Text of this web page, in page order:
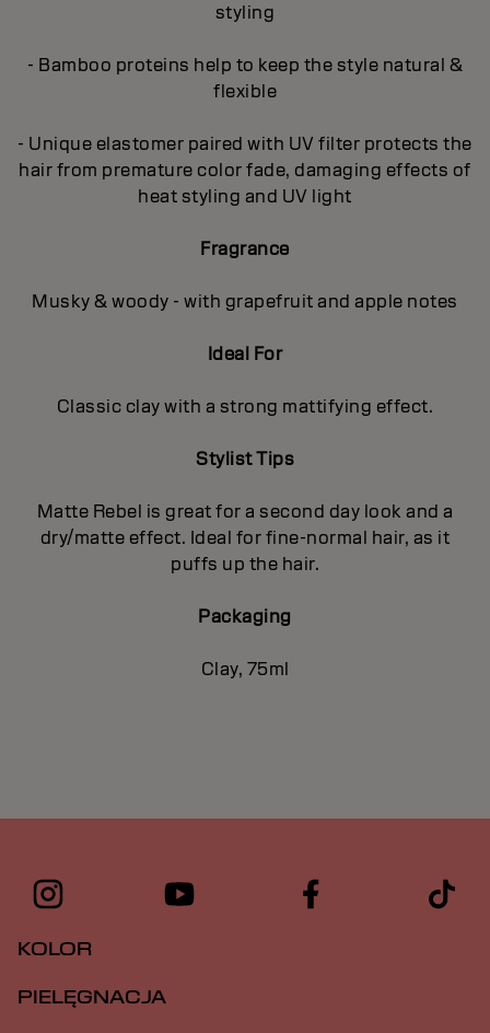
styling
- Bamboo proteins help to keep the style natural &
flexible
- Unique elastomer paired with UV filter protects the
hair from premature color fade, damaging effects of
heat styling and UV light
Fragrance
Musky & woody - with grapefruit and apple notes
Ideal For
Classic clay with a strong mattifying effect.
Stylist Tips
Matte Rebel is great for a second day look and a
dry/matte effect. Ideal for fine-normal hair, as it
puffs up the hair.
Packaging
Clay, 75ml
KOLOR
PIELĘGNACJA